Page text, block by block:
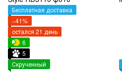
Бесплатная доставка
−41%
остался 21 день
6
5
Скрученный